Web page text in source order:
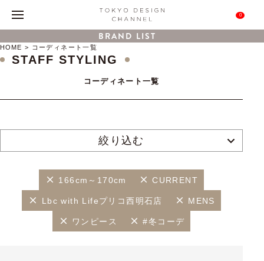
0
BRAND LIST
HOME コーディネート一覧
STAFF STYLING
コーディネート一覧
絞り込む
166cm～170cm CURRENT
Lbc with Lifeプリコ西明石店 MENS
ワンピース #冬コーデ